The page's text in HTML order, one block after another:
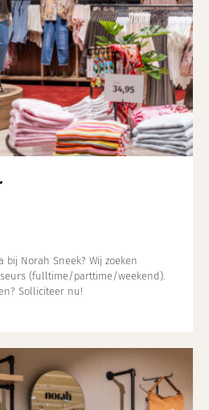
Norah Sneek? Wij zoeken
(fulltime/parttime/weekend).
Solliciteer nu!